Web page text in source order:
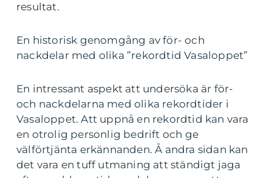
resultat.
En historisk genomgång av för- och
nackdelar med olika ”rekordtid Vasaloppet”
En intressant aspekt att undersöka är för-
och nackdelarna med olika rekordtider i
Vasaloppet. Att uppnå en rekordtid kan vara
en otrolig personlig bedrift och ge
välförtjänta erkännanden. Å andra sidan kan
det vara en tuff utmaning att ständigt jaga